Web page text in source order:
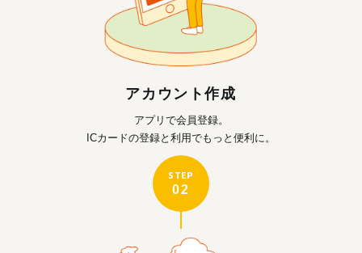
アカウント作成
アプリで会員登録。
ICカードの登録と利用でもっと便利に。
STEP
02